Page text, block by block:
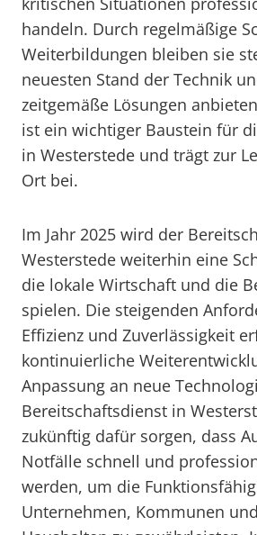
handeln. Durch regelmäßige
Weiterbildungen bleiben sie
neuesten Stand der Technik
zeitgemäße Lösungen
ist ein wichtiger Baustein für
in Westerstede und trägt zur
Ort bei.
Im Jahr 2025 wird der
Westerstede weiterhin eine
die lokale Wirtschaft und die
spielen. Die steigenden
Effizienz und Zuverlässigkeit
kontinuierliche
Anpassung an neue
Bereitschaftsdienst in
zukünftig dafür sorgen, dass
Notfälle schnell und
werden, um die
Unternehmen, Kommunen